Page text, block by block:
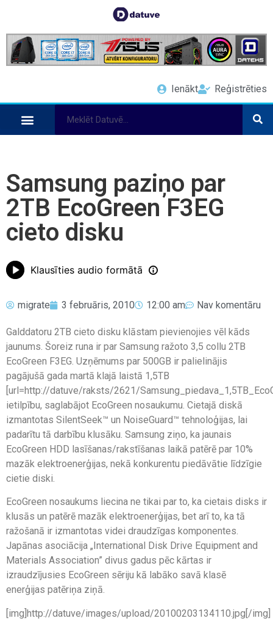
Ienākt Reģistrēties
Samsung paziņo par
2TB EcoGreen F3EG
cieto disku
Klausīties audio formātā
migrate 3 februāris, 2010 12:00 am Nav komentāru
Galddatoru 2TB cieto disku klāstam pievienojies vēl kāds
jaunums. Šoreiz runa ir par Samsung ražoto 3,5 collu 2TB
EcoGreen F3EG. Uzņēmums par 500GB ir palielinājis
pagājušā gada martā klajā laistā 1,5TB
[url=http://datuve/raksts/2621/
ietilpību, saglabājot EcoGreen nosaukumu. Cietajā diskā
izmantotas SilentSeek™ un NoiseGuard™ tehnoloģijas, lai
padarītu tā darbību klusāku. Samsung ziņo, ka jaunais
EcoGreen HDD lasīšanas/rakstīšanas laikā patērē par 10%
mazāk elektroenerģijas, nekā konkurentu piedāvātie līdzīgie
cietie diski.
EcoGreen nosaukums liecina ne tikai par to, ka cietais disks ir
klusās un patērē mazāk elektroenerģijas, bet arī to, ka tā
ražošanā ir izmantotas videi draudzīgas komponentes.
Japānas asociācija „International Disk Drive Equipment and
Materials Association” divus gadus pēc kārtas ir
izraudzījusies EcoGreen sēriju kā labāko savā klasē
enerģijas patēriņa ziņā.
[img]http://datuve/images/upload/20100203134110.jpg[/img]